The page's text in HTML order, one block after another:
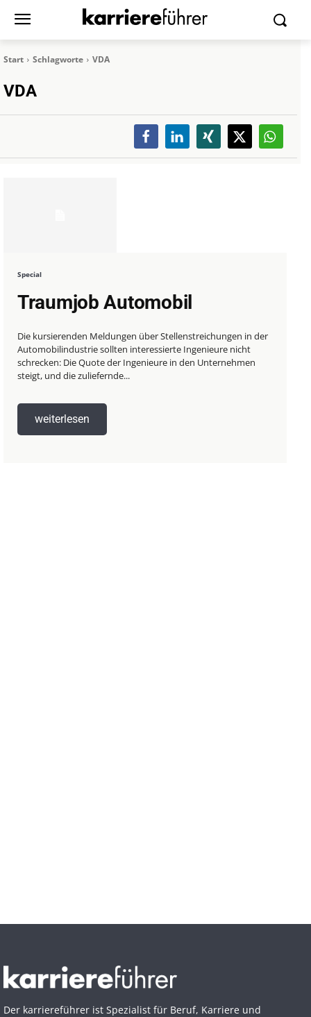
Start Schlagworte VDA
VDA
Special
Traumjob Automobil
Die kursierenden Meldungen über Stellenstreichungen in der
Automobilindustrie sollten interessierte Ingenieure nicht
schrecken: Die Quote der Ingenieure in den Unternehmen
steigt, und die zuliefernde...
weiterlesen
Der karriereführer ist Spezialist für Beruf, Karriere und